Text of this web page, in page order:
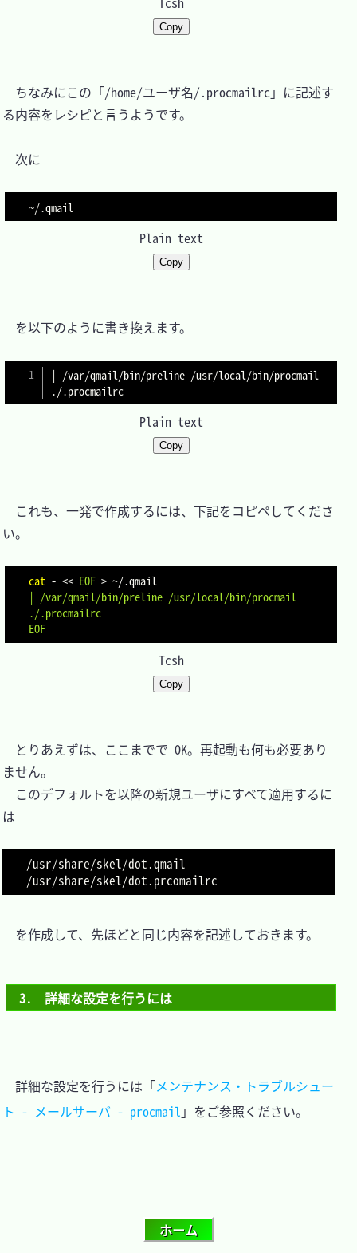
Copy
ちなみにこの「/home/ユーザ名/.procmailrc」に記述す
る内容をレシピと言うようです。
次に
Plain text
Copy
を以下のように書き換えます。
| /var/qmail/bin/preline /usr/local/bin/procmail
./.procmailrc
Plain text
Copy
これも、一発で作成するには、下記をコピペしてくださ
い。
cat - << EOF > ~/.qmail
| /var/qmail/bin/preline /usr/local/bin/procmail
./.procmailrc
EOF
Tcsh
Copy
とりあえずは、ここまでで OK。再起動も何も必要あり
ません。
このデフォルトを以降の新規ユーザにすべて適用するに
は
/usr/share/skel/dot.qmail
を作成して、先ほどと同じ内容を記述しておきます。
3.　詳細な設定を行うには
詳細な設定を行うには「メンテナンス・トラブルシュー
ト - メールサーバ - procmail 」をご参照ください。